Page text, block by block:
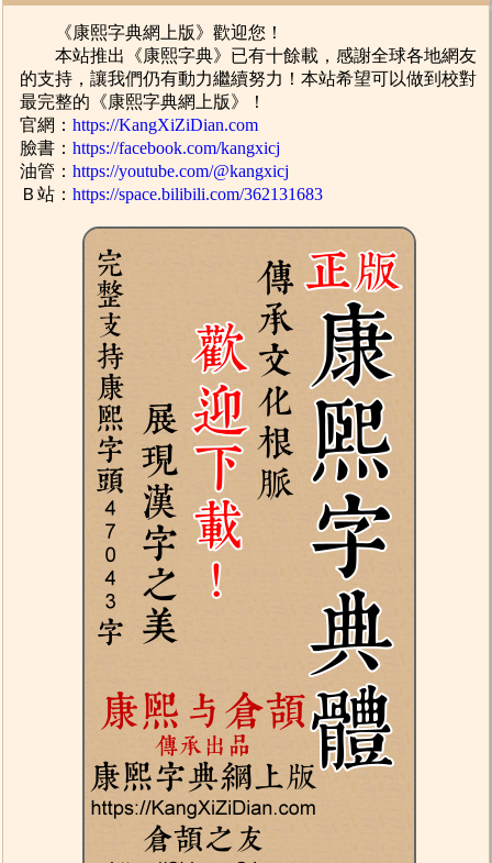
《康熙字典網上版》歡迎您！
本站推出《康熙字典》已有十餘載，感謝全球各地網友
的支持，讓我們仍有動力繼續努力！本站希望可以做到校對
最完整的《康熙字典網上版》！
官網：https://KangXiZiDian.com
臉書：https://facebook.com/kangxicj
油管：https://youtube.com/@kangxicj
Ｂ站：https://space.bilibili.com/362131683